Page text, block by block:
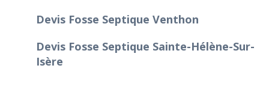
Devis Fosse Septique Venthon
Devis Fosse Septique Sainte-Hélène-Sur-
Isère